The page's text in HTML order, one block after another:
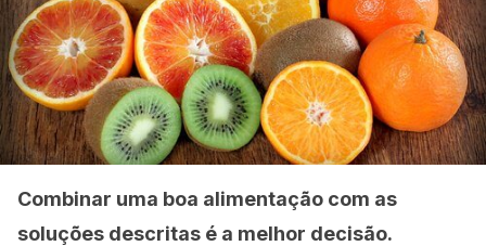
Combinar uma boa alimentação com as
soluções descritas é a melhor decisão.